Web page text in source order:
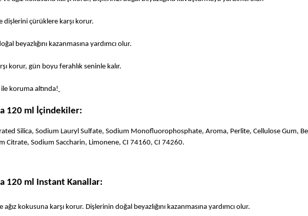
dişlerini çürüklere karşı korur.
beyazlığını kazanmasına yardımcı olur.
korur, gün boyu ferahlık seninle kalır.
ile koruma altında!
120 ml İçindekiler:
Silica, Sodium Lauryl Sulfate, Sodium Monofluorophosphate, Aroma, Perlite, Cellulose Gum,
Citrate, Sodium Saccharin, Limonene, CI 74160, CI 74260.
120 ml Instant Kanallar:
kokusuna karşı korur. Dişlerinin doğal beyazlığını kazanmasına yardımcı olur.